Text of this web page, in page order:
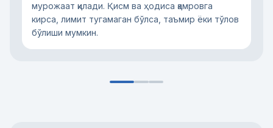
мурожаат қилади. Қисм ва ҳодиса қамровга
кирса, лимит тугамаган бўлса, таъмир ёки тўлов
бўлиши мумкин.